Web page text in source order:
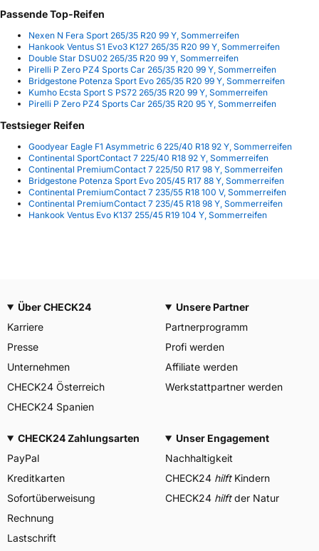
Passende Top-Reifen
Nexen N Fera Sport 265/35 R20 99 Y, Sommerreifen
Hankook Ventus S1 Evo3 K127 265/35 R20 99 Y, Sommerreifen
Double Star DSU02 265/35 R20 99 Y, Sommerreifen
Pirelli P Zero PZ4 Sports Car 265/35 R20 99 Y, Sommerreifen
Bridgestone Potenza Sport Evo 265/35 R20 99 Y, Sommerreifen
Kumho Ecsta Sport S PS72 265/35 R20 99 Y, Sommerreifen
Pirelli P Zero PZ4 Sports Car 265/35 R20 95 Y, Sommerreifen
Testsieger Reifen
Goodyear Eagle F1 Asymmetric 6 225/40 R18 92 Y, Sommerreifen
Continental SportContact 7 225/40 R18 92 Y, Sommerreifen
Continental PremiumContact 7 225/50 R17 98 Y, Sommerreifen
Bridgestone Potenza Sport Evo 205/45 R17 88 Y, Sommerreifen
Continental PremiumContact 7 235/55 R18 100 V, Sommerreifen
Continental PremiumContact 7 235/45 R18 98 Y, Sommerreifen
Hankook Ventus Evo K137 255/45 R19 104 Y, Sommerreifen
Über CHECK24
Karriere
Presse
Unternehmen
CHECK24 Österreich
CHECK24 Spanien
Unsere Partner
Partnerprogramm
Profi werden
Affiliate werden
Werkstattpartner werden
CHECK24 Zahlungsarten
PayPal
Kreditkarten
Sofortüberweisung
Rechnung
Lastschrift
Unser Engagement
Nachhaltigkeit
CHECK24 hilftKindern
CHECK24 hilftder Natur